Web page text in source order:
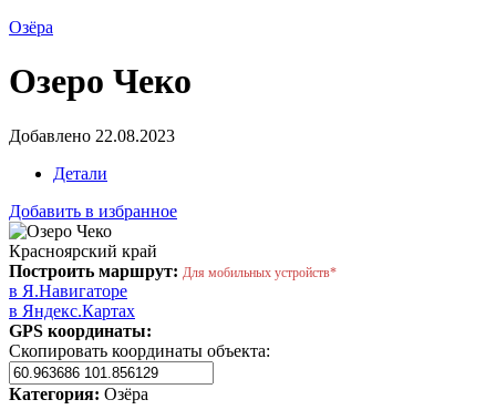
Озёра
Озеро Чеко
Добавлено 22.08.2023
Детали
Добавить в избранное
Красноярский край
Построить маршрут: Для мобильных устройств*
в Я.Навигаторе
в Яндекс.Картах
GPS координаты:
Скопировать координаты объекта:
Категория: Озёра